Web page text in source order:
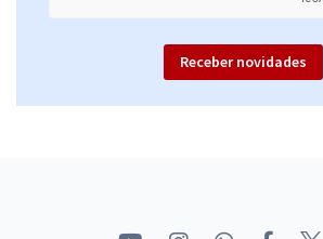
Receber novidades